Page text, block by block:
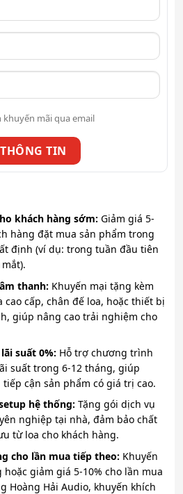
mãi qua email
khách hàng sớm: Giảm giá 5-
hàng đặt mua sản phẩm trong
định (ví dụ: trong tuần đầu tiên
thanh: Khuyến mại tặng kèm
cao cấp, chân đế loa, hoặc thiết bị
giúp nâng cao trải nghiệm cho
suất 0%: Hỗ trợ chương trình
suất trong 6-12 tháng, giúp
cận sản phẩm có giá trị cao.
hệ thống: Tặng gói dịch vụ
nghiệp tại nhà, đảm bảo chất
từ loa cho khách hàng.
cho lần mua tiếp theo: Khuyến
giảm giá 5-10% cho lần mua
Hoàng Hải Audio, khuyến khích